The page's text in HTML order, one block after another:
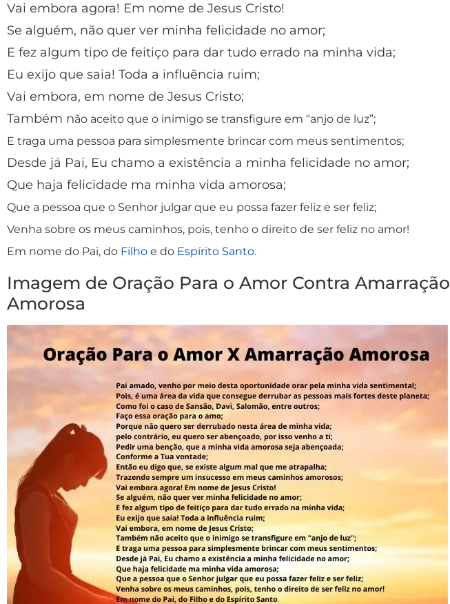
Vai embora agora! Em nome de Jesus Cristo!
Se alguém, não quer ver minha felicidade no amor;
E fez algum tipo de feitiço para dar tudo errado na minha vida;
Eu exijo que saia! Toda a influência ruim;
Vai embora, em nome de Jesus Cristo;
Também não aceito que o inimigo se transfigure em “anjo de luz”;
E traga uma pessoa para simplesmente brincar com meus sentimentos;
Desde já Pai, Eu chamo a existência a minha felicidade no amor;
Que haja felicidade ma minha vida amorosa;
Que a pessoa que o Senhor julgar que eu possa fazer feliz e ser feliz;
Venha sobre os meus caminhos, pois, tenho o direito de ser feliz no amor!
Em nome do Pai, do Filho e do Espírito Santo.
Imagem de Oração Para o Amor Contra Amarração
Amorosa